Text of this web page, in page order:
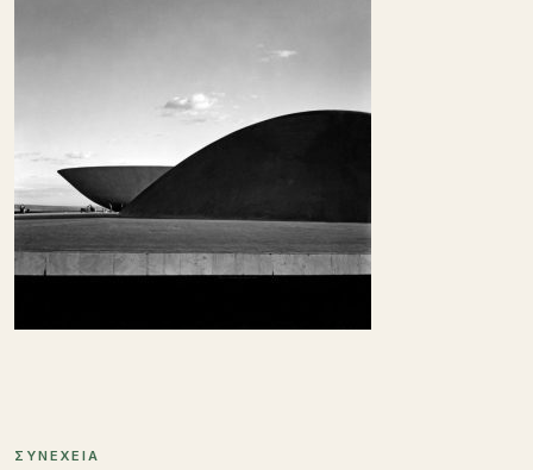
ΣΥΝΕΧΕΙΑ